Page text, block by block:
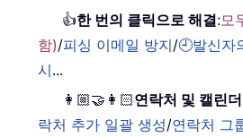
👍한 번의 클릭으로 해결:모
함)/피싱 이메일 방지/🕘발신자
시...
👩🏼‍🤝‍👩🏻연락처 및 캘린더
락처 추가 일괄 생성/연락처 그